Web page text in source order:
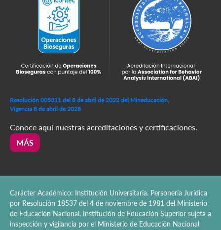
Resolución 005311 del 8 de abril de 2022 del Mineducación,
Vigencia 8 de abril de 2028
Conoce aquí nuestras acreditaciones y certificaciones.
MÁS
Carácter Académico: Institución Universitaria. Personería Jurídica
por Resolución 18537 del 4 de noviembre de 1981 del Ministerio
de Educación Nacional. Institución de Educación Superior sujeta a
inspección y vigilancia por el Ministerio de Educación Nacional